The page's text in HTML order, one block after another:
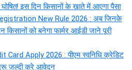
घोषित! इस दिन किसानों के खाते में आएगा पैसा
New Rule 2026 : अब जिनके
को बनेगा फार्मर आईडी जाने पूरी
Card Apply 2026 : पीएम स्वनिधि क्रेडिट
जल्दी करे आवेदन